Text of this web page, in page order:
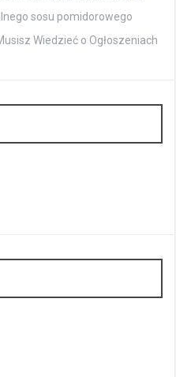
sosu pomidorowego
Wiedzieć o Ogłoszeniach